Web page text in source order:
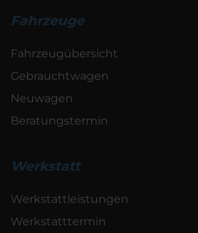
Fahrzeuge
Fahrzeugübersicht
Gebrauchtwagen
Neuwagen
Beratungstermin
Werkstatt
Werkstattleistungen
Werkstatttermin